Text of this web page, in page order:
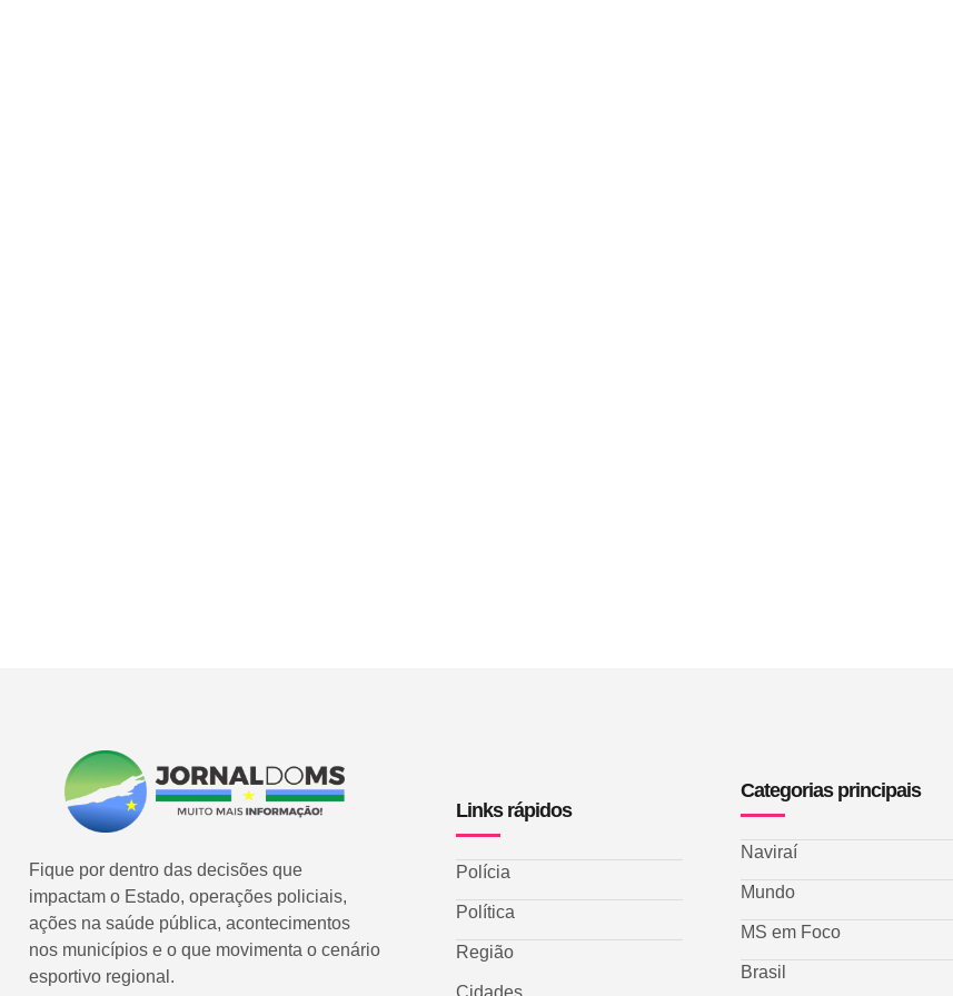
Fique por dentro das decisões que
impactam o Estado, operações policiais,
ações na saúde pública, acontecimentos
nos municípios e o que movimenta o cenário
esportivo regional.
Links rápidos
Polícia
Política
Região
Categorias principais
Naviraí
Mundo
MS em Foco
Brasil